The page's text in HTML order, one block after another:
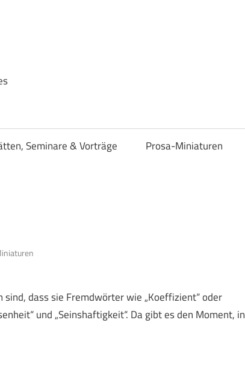
Seminare & Vorträge Prosa-Miniaturen
dass sie Fremdwörter wie „Koeffizient“ oder
und „Seinshaftigkeit“. Da gibt es den Moment, in